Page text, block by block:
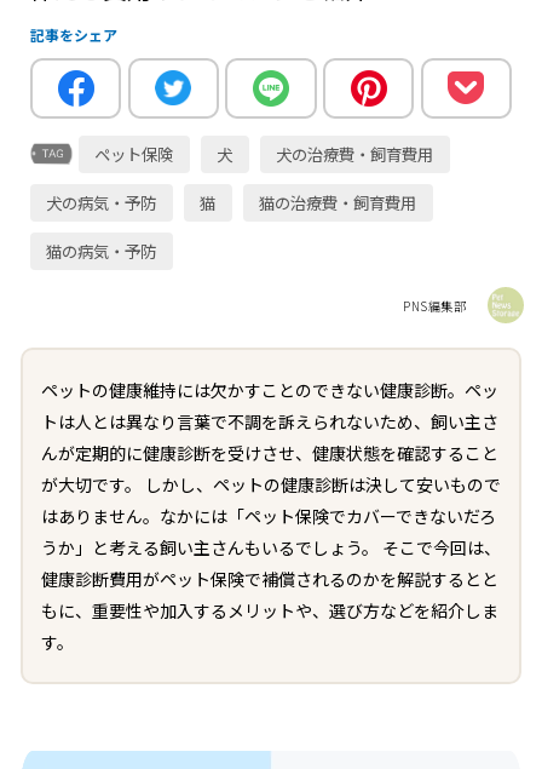
記事をシェア
ペット保険 犬
犬の治療費・飼育費用
犬の病気・予防
猫
猫の治療費・飼育費用
猫の病気・予防
PNS編集部
ペットの健康維持には欠かすことのできない健康診断。ペッ
トは人とは異なり言葉で不調を訴えられないため、飼い主さ
んが定期的に健康診断を受けさせ、健康状態を確認すること
が大切です。 しかし、ペットの健康診断は決して安いもので
はありません。なかには「ペット保険でカバーできないだろ
うか」と考える飼い主さんもいるでしょう。 そこで今回は、
健康診断費用がペット保険で補償されるのかを解説するとと
もに、重要性や加入するメリットや、選び方などを紹介しま
す。